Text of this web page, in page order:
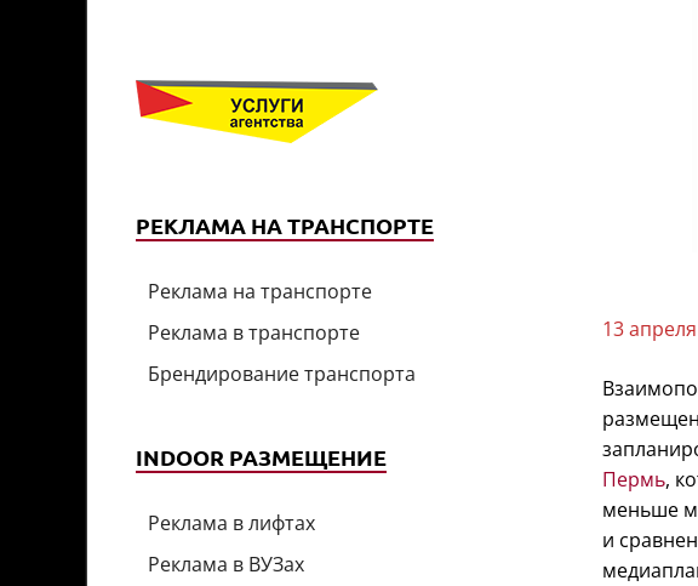
13
Пермь,
меньше
и
РЕКЛАМА НА ТРАНСПОРТЕ
Реклама на транспорте
Реклама в транспорте
Брендирование транспорта
INDOOR РАЗМЕЩЕНИЕ
Реклама в лифтах
Реклама в ВУЗах